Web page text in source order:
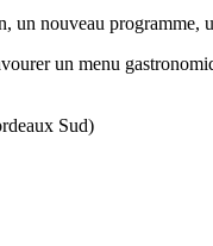
un nouveau programme,
un menu
Sud)